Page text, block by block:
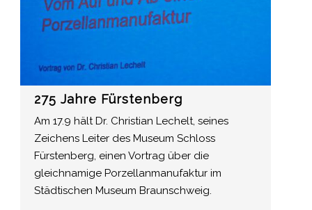
275 Jahre Fürstenberg
Am 17.9 hält Dr. Christian Lechelt, seines
Zeichens Leiter des Museum Schloss
Fürstenberg, einen Vortrag über die
gleichnamige Porzellanmanufaktur im
Städtischen Museum Braunschweig.